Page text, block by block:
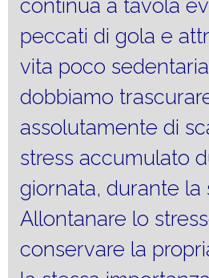
continua a tavola
peccati di gola e
vita poco
dobbiamo
assolutamente di
stress accumulato
giornata, durante la
Allontanare lo
conservare la